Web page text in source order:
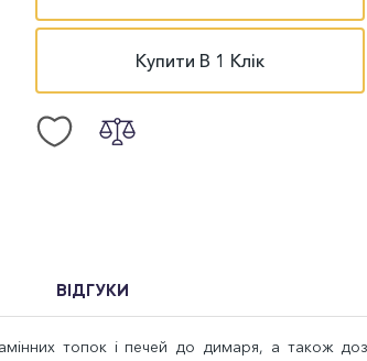
Купити В 1 Клік
ВІДГУКИ
топок і печей до димаря, а також